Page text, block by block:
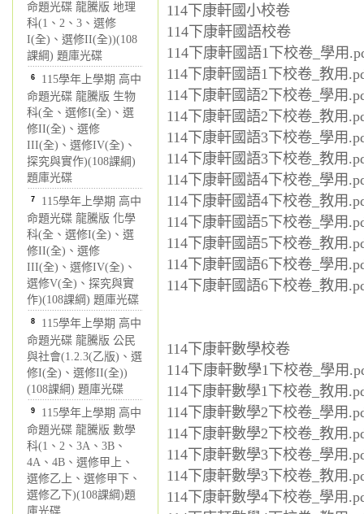
命題光碟 龍騰版 地理
科(1、2、3、選修
I(全)、選修II(全))(108
課綱) 題庫光碟
6 115學年上學期 高中
命題光碟 龍騰版 生物
科(全、選修I(全)、選
修II(全)、選修
III(全)、選修IV(全)、
探究與實作)(108課綱)
題庫光碟
7 115學年上學期 高中
命題光碟 龍騰版 化學
科(全、選修I(全)、選
修II(全)、選修
III(全)、選修IV(全)、
選修V(全)、探究與實
作)(108課綱) 題庫光碟
8 115學年上學期 高中
命題光碟 龍騰版 公民
與社會(1.2.3(乙版)、選
修I(全)、選修II(全))
(108課綱) 題庫光碟
9 115學年上學期 高中
命題光碟 龍騰版 數學
科(1、2、3A、3B、
4A、4B、選修甲上、
選修乙上、選修甲下、
選修乙下)(108課綱)題
庫光碟
114下康軒國小校卷
114下康軒國語校卷
114下康軒國語1下校卷_學用
114下康軒國語1下校卷_教用
114下康軒國語2下校卷_學用
114下康軒國語2下校卷_教用
114下康軒國語3下校卷_學用
114下康軒國語3下校卷_教用
114下康軒國語4下校卷_學用
114下康軒國語4下校卷_教用
114下康軒國語5下校卷_學用
114下康軒國語5下校卷_教用
114下康軒國語6下校卷_學用
114下康軒國語6下校卷_教用
114下康軒數學校卷
114下康軒數學1下校卷_學用
114下康軒數學1下校卷_教用
114下康軒數學2下校卷_學用
114下康軒數學2下校卷_教用
114下康軒數學3下校卷_學用
114下康軒數學3下校卷_教用
114下康軒數學4下校卷_學用